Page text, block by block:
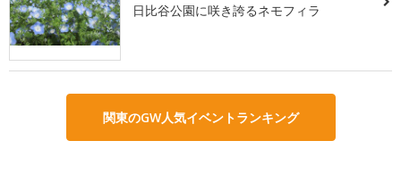
日比谷公園に咲き誇るネモフィラ
関東のGW人気イベントランキング